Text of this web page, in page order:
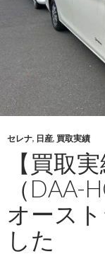
ド
ク
ザ
ー
HJ61V）
1989
年
式
を
ザ
セレナ, 日産, 買取実績
【買取
（DAA-
オース
した